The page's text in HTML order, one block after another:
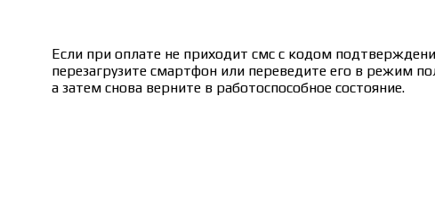
Если при оплате не приходит смс с кодом
перезагрузите смартфон или переведите его в режим
а затем снова верните в работоспособное состояние.